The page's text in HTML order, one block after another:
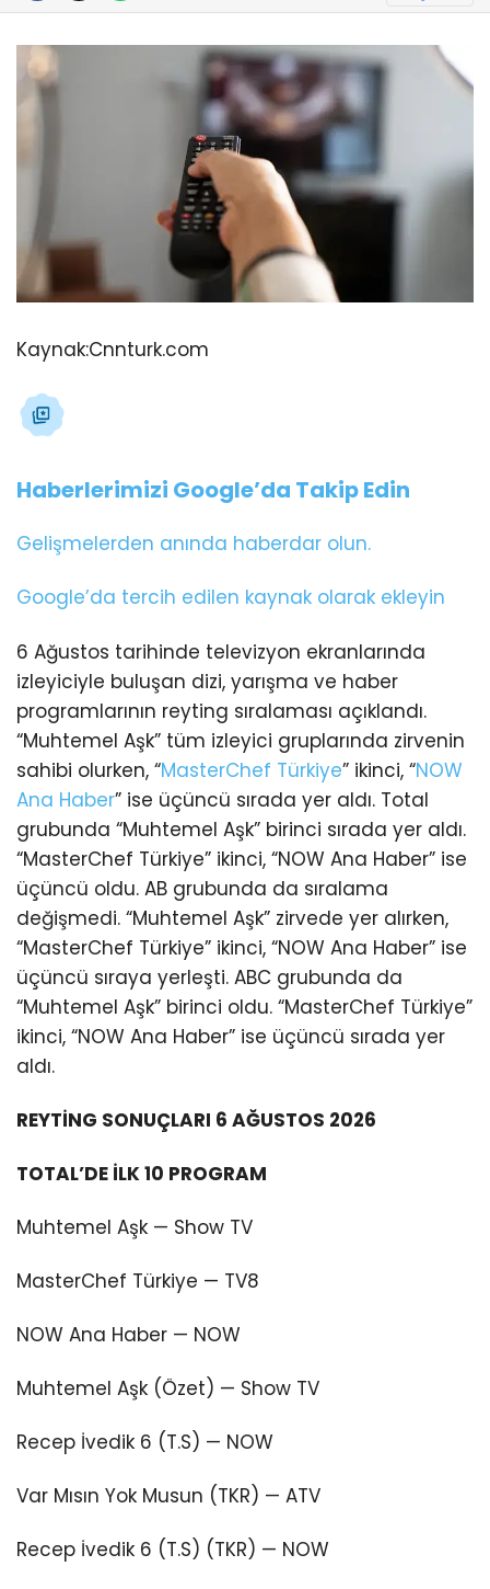
Kaynak:Cnnturk.com
Haberlerimizi Google’da Takip Edin
Gelişmelerden anında haberdar olun.
Google’da tercih edilen kaynak olarak ekleyin
6 Ağustos tarihinde televizyon ekranlarında
izleyiciyle buluşan dizi, yarışma ve haber
programlarının reyting sıralaması açıklandı.
“Muhtemel Aşk” tüm izleyici gruplarında zirvenin
sahibi olurken, “MasterChef Türkiye” ikinci, “NOW
Ana Haber” ise üçüncü sırada yer aldı. Total
grubunda “Muhtemel Aşk” birinci sırada yer aldı.
“MasterChef Türkiye” ikinci, “NOW Ana Haber” ise
üçüncü oldu. AB grubunda da sıralama
değişmedi. “Muhtemel Aşk” zirvede yer alırken,
“MasterChef Türkiye” ikinci, “NOW Ana Haber” ise
üçüncü sıraya yerleşti. ABC grubunda da
“Muhtemel Aşk” birinci oldu. “MasterChef Türkiye”
ikinci, “NOW Ana Haber” ise üçüncü sırada yer
aldı.
REYTİNG SONUÇLARI 6 AĞUSTOS 2026
TOTAL’DE İLK 10 PROGRAM
Muhtemel Aşk — Show TV
MasterChef Türkiye — TV8
NOW Ana Haber — NOW
Muhtemel Aşk (Özet) — Show TV
Recep İvedik 6 (T.S) — NOW
Var Mısın Yok Musun (TKR) — ATV
Recep İvedik 6 (T.S) (TKR) — NOW